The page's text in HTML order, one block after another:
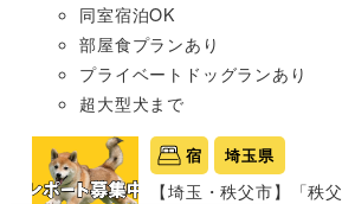
同室宿泊OK
部屋食プランあり
プライベートドッグランあり
超大型犬まで
宿 埼玉県
【埼玉・秩父市】「秩